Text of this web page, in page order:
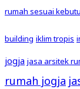
rumah sesuai
building iklim tropis
jogja jasa arsitek
rumah jogja